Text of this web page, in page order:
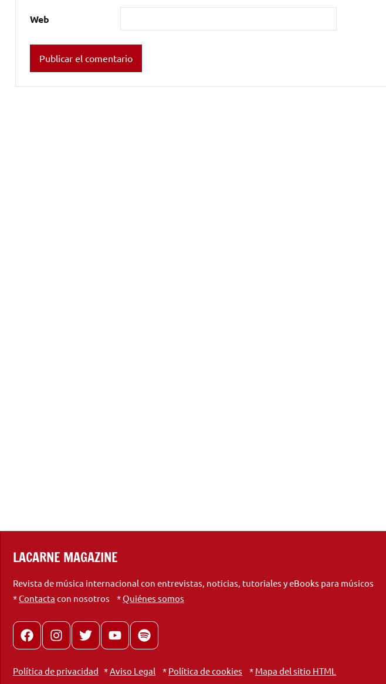
Web
LACARNE MAGAZINE
Revista de música internacional con entrevistas, noticias, tutoriales y eBooks para músicos
*Contacta con nosotros *Quiénes somos
FacebookInstagram
X youtubespotify
Política de privacidad *Aviso Legal * Política de cookies * Mapa del sitio HTML